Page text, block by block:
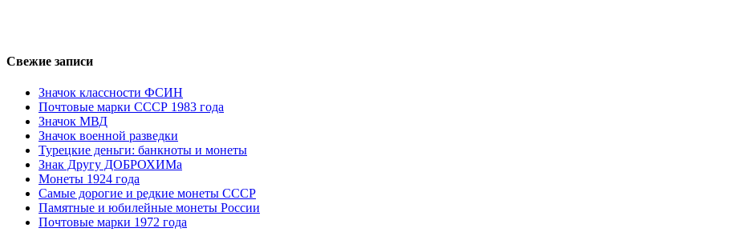
Свежие записи
Значок классности ФСИН
Почтовые марки СССР 1983 года
Значок МВД
Значок военной разведки
Турецкие деньги: банкноты и монеты
Знак Другу ДОБРОХИМа
Монеты 1924 года
Самые дорогие и редкие монеты СССР
Памятные и юбилейные монеты России
Почтовые марки 1972 года